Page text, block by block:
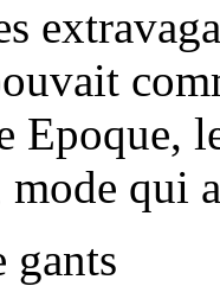
Epoque,
mode qui
gants